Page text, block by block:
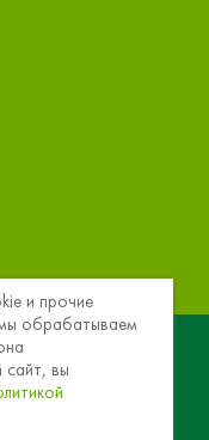
теплоизоляция и
и прочие
обрабатываем
сайт, вы